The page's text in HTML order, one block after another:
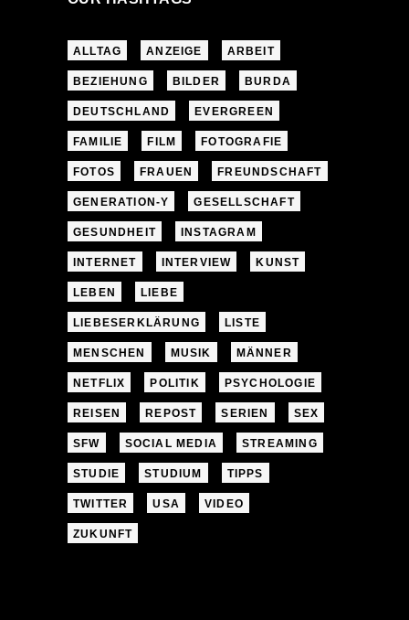
ALLTAG ANZEIGE ARBEIT
BEZIEHUNG BILDER BURDA
DEUTSCHLAND EVERGREEN
FAMILIE FILM FOTOGRAFIE
FOTOS FRAUEN FREUNDSCHAFT
GENERATION-Y GESELLSCHAFT
GESUNDHEIT INSTAGRAM
INTERNET INTERVIEW KUNST
LEBEN LIEBE
LIEBESERKLÄRUNG LISTE
MENSCHEN MUSIK MÄNNER
NETFLIX POLITIK PSYCHOLOGIE
REISEN REPOST SERIEN SEX
SFW SOCIAL MEDIA STREAMING
STUDIE STUDIUM TIPPS
TWITTER USA VIDEO
ZUKUNFT